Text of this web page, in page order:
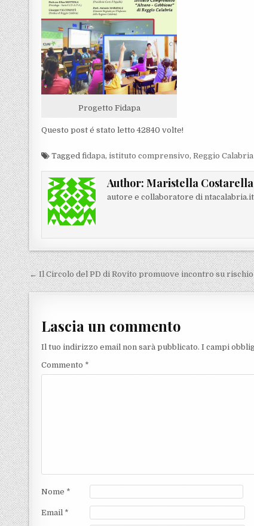
Progetto Fidapa
Questo post é stato letto 42840 volte!
Taggedfidapa,istituto comprensivo,Reggio Calabria
Author:Maristella Costarella
autore e collaboratore di ntacalabria.it
Navigazione articoli
← Il Circolo del PD di Rovito promuove incontro su
Lascia un commento
Il tuo indirizzo email non sarà pubblicato. I campi
Commento *
Nome *
Email *